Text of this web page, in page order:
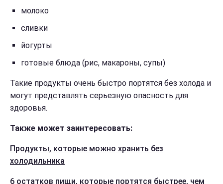
молоко
сливки
йогурты
готовые блюда (рис, макароны, супы)
Такие продукты очень быстро портятся без холода и
могут представлять серьезную опасность для
здоровья.
Также может заинтересовать:
Продукты, которые можно хранить без
холодильника
6 остатков пищи, которые портятся быстрее, чем